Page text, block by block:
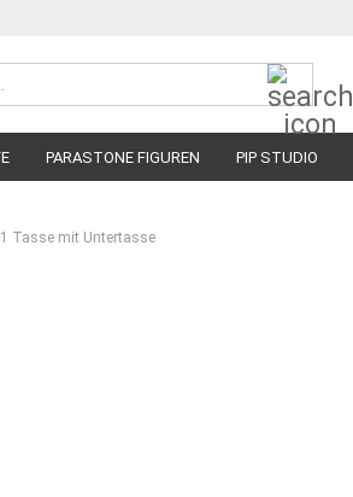
PARASTONE FIGUREN PIP STUDIO
Tasse mit Untertasse